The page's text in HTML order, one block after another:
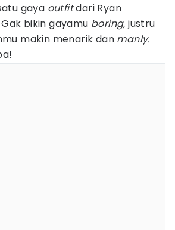
gaya outfitdari Ryan
bikin gayamu boring, justru
makin menarik dan manly.